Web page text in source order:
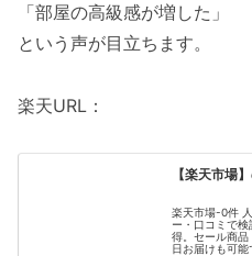
「部屋の高級感が増した」
という声が目立ちます。
楽天URL：
【楽天市場
楽天市場-0件
ー・口コミで
得。セール商品
日お届けも可能